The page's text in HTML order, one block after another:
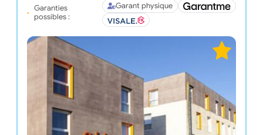
Garanties
possibles :
Garant physique